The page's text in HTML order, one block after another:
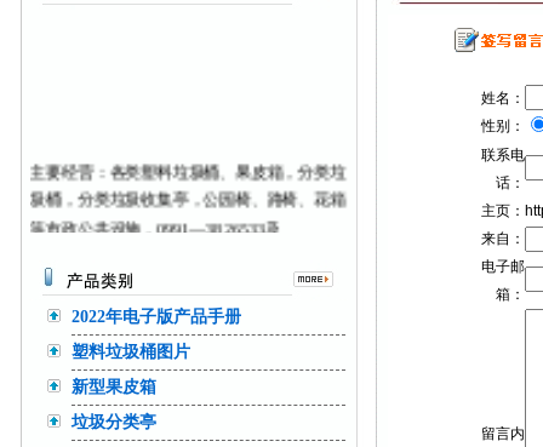
主要经营：各类塑料垃圾桶、果皮箱，分类垃
圾桶，分类垃圾收集亭，公园椅、路椅、花箱
等市政公共设施， 0991—3826533及
为您服务！
2022年电子版产品手册
塑料垃圾桶图片
新型果皮箱
垃圾分类亭
姓名：
性别：
联系电
话：
主页：
来自：
电子邮
箱：
留言内